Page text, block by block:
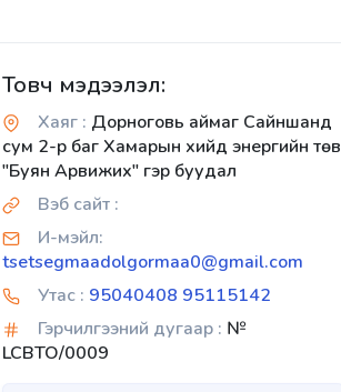
Товч мэдээлэл:
Хаяг : Дорноговь аймаг Сайншанд
сум 2-р баг Хамарын хийд энергийн төв
"Буян Арвижих" гэр буудал
Вэб сайт :
И-мэйл:
tsetsegmaadolgormaa0@gmail.com
Утас : 95040408 95115142
Гэрчилгээний дугаар : №
LCBTO/0009